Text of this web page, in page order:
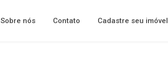
Sobre nós Contato Cadastre seu imóvel